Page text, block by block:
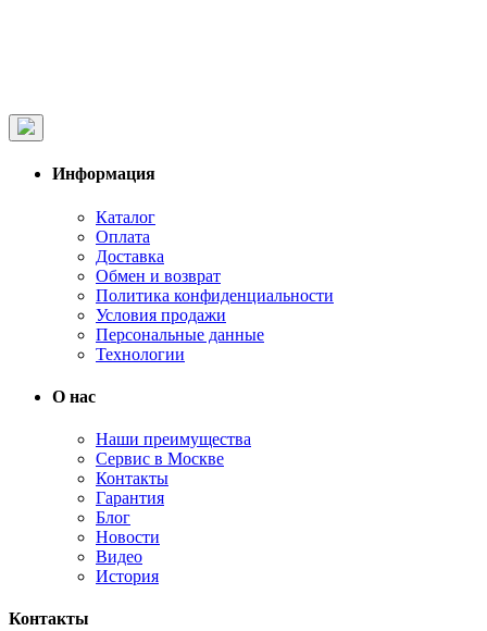
Информация
Каталог
Оплата
Доставка
Обмен и возврат
Политика конфиденциальности
Условия продажи
Персональные данные
Технологии
О нас
Наши преимущества
Сервис в Москве
Контакты
Гарантия
Блог
Новости
Видео
История
Контакты